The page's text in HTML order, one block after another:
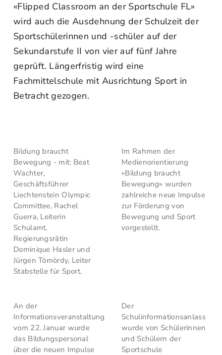
«Flipped Classroom an der Sportschule FL»
wird auch die Ausdehnung der Schulzeit der
Sportschülerinnen und -schüler auf der
Sekundarstufe II von vier auf fünf Jahre
geprüft. Längerfristig wird eine
Fachmittelschule mit Ausrichtung Sport in
Betracht gezogen.
Bildung braucht
Bewegung - mit: Beat
Wachter,
Geschäftsführer
Liechtenstein Olympic
Committee, Rachel
Guerra, Leiterin
Schulamt,
Regierungsrätin
Dominique Hasler und
Jürgen Tömördy, Leiter
Stabstelle für Sport.
Im Rahmen der
Medienorientierung
«Bildung braucht
Bewegung» wurden
zahlreiche neue Impulse
zur Förderung von
Bewegung und Sport
vorgestellt.
An der
Informationsveranstaltung
vom 22. Januar wurde
das Bildungspersonal
über die neuen Impulse
Der
Schulinformationsanlass
wurde von Schülerinnen
und Schülern der
Sportschule